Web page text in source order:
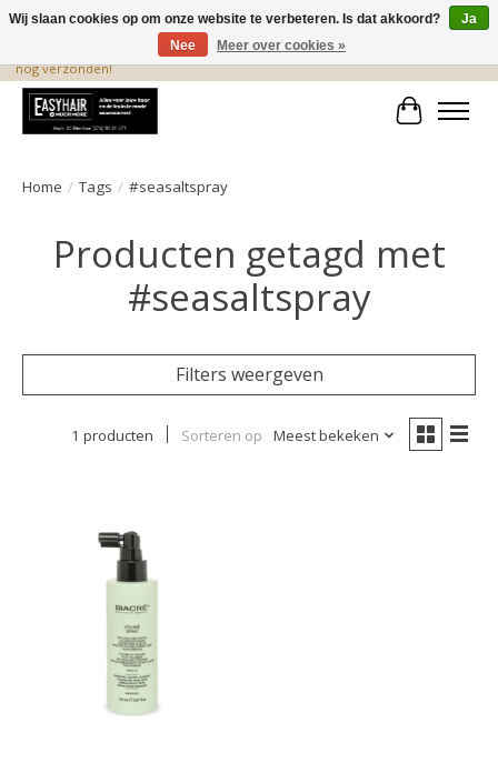
De beste produkten staan hier! Voor 15.00 uur besteld, wordt dezelfde dag
nog verzonden!
Home / Tags / #seasaltspray
Producten getagd met
#seasaltspray
Filters weergeven
1 producten Sorteren op Meest bekeken
Wij slaan cookies op om onze website te verbeteren. Is dat akkoord?
Ja
Nee
Meer over cookies »